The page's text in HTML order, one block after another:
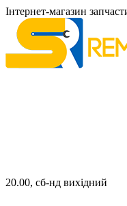
Інтернет-магазин
20.00, сб-нд вихідний